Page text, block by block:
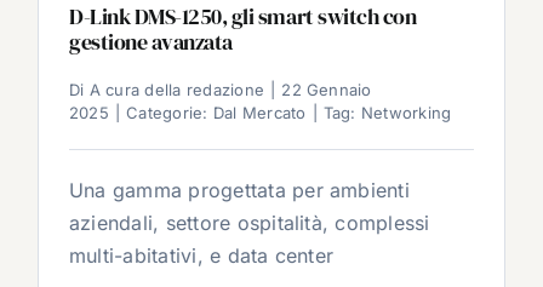
D-Link DMS-1250, gli smart switch con
gestione avanzata
Di A cura della redazione
22 Gennaio
2025
Categorie: Dal Mercato Tag: Networking
Una gamma progettata per ambienti
aziendali, settore ospitalità, complessi
multi-abitativi, e data center